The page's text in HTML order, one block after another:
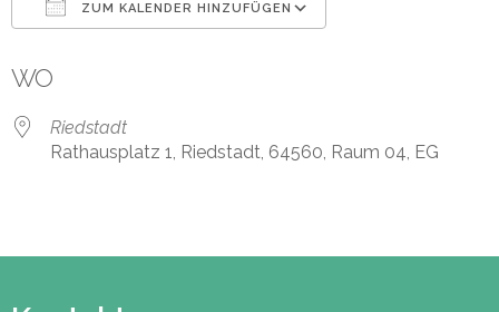
ZUM KALENDER HINZUFÜGEN
WO
Riedstadt
Rathausplatz 1, Riedstadt, 64560, Raum 04, EG